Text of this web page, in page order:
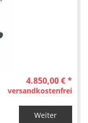
4.850,00 € *
versandkostenfrei
Weiter